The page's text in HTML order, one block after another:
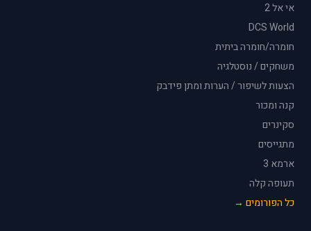
אי אל 2
DCS World
חומרה/חומרה ביתית
משחקים / נוסטלגיה
הצעות לשיפור / הערות ומתן פידבק
קנה ומכור
סקינרים
מתגייסים
ארמא 3
תעופה קלה
כל הפורומים →